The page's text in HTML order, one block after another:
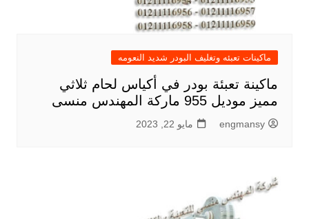
ماكينات تعبئه وتغليف البودر شديد النعومه
ماكينة تعبئة بودر في أكياس لحام ثلاثي
مميز موديل 955 ماركة المهندس منسى
engmansy مايو 22, 2023